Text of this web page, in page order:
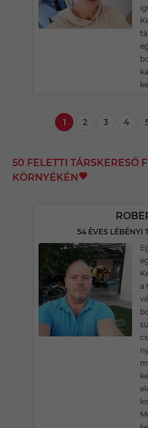
1 2 3 4
50 FELETTI TÁRSKERESŐ
KÖRNYÉKÉN
54 ÉVES LÉBÉNYI
a